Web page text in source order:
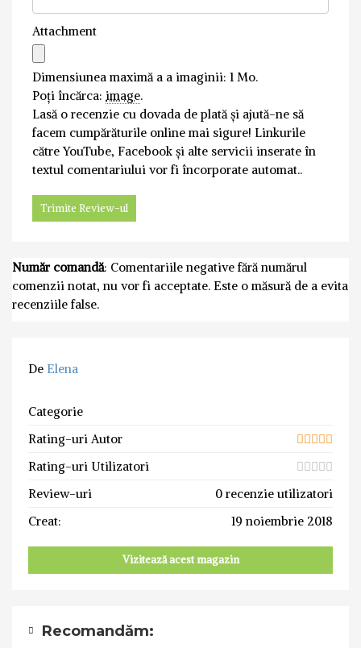
Attachment
Dimensiunea maximă a a imaginii: 1 Mo.
Poți încărca: image.
Lasă o recenzie cu dovada de plată și ajută-ne să
facem cumpărăturile online mai sigure! Linkurile
către YouTube, Facebook și alte servicii inserate în
textul comentariului vor fi încorporate automat..
Număr comandă: Comentariile negative fără numărul
comenzii notat, nu vor fi acceptate. Este o măsură de a evita
recenziile false.
De Elena
Categorie
Rating-uri Autor
Rating-uri Utilizatori
Review-uri
0 recenzie utilizatori
Creat:
19 noiembrie 2018
Vizitează acest magazin
Recomandăm: